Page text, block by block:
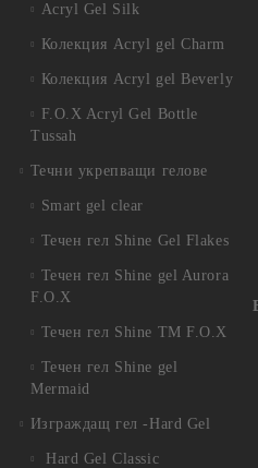
Acryl Gel Silk
Колекция Acryl gel Charm
Колекция Acryl gel Beverly
F.O.X Acryl Gel Bottle
Tussah
Течни укрепващи гелове
Smart gel clear
Течен гел Shine Gel Flakes
Течен гел Shine gel Aurora
F.O.X
Течен гел Shine TM F.O.X
Течен гел Shine gel
Mermaid
Изграждащ гел -Hard Gel
Hard Gel Classic